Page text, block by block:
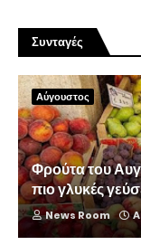
Συνταγές
Αύγουστος
Φρούτα του
πιο γλυκές
News Room